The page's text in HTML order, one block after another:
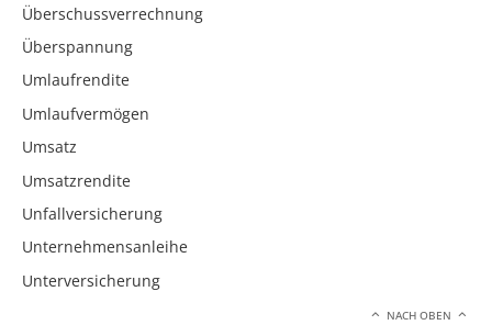
Überschussverrechnung
Überspannung
Umlaufrendite
Umlaufvermögen
Umsatz
Umsatzrendite
Unfallversicherung
Unternehmensanleihe
Unterversicherung
NACH OBEN